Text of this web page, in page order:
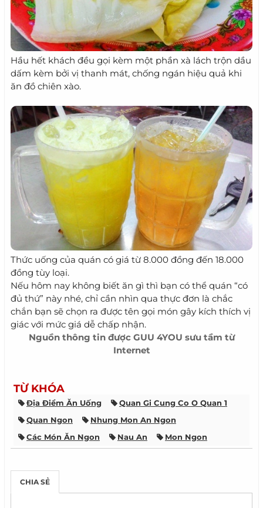
Hầu hết khách đều gọi kèm một phần xà lách trộn dầu
dấm kèm bởi vị thanh mát, chống ngán hiệu quả khi
ăn đồ chiên xào.
Thức uống của quán có giá từ 8.000 đồng đến 18.000
đồng tùy loại.
Nếu hôm nay không biết ăn gì thì bạn có thể quán “có
đủ thứ” này nhé, chỉ cần nhìn qua thực đơn là chắc
chắn bạn sẽ chọn ra được tên gọi món gây kích thích vị
giác với mức giá dễ chấp nhận.
Nguồn thông tin được GUU 4YOU sưu tầm từ
Internet
TỪ KHÓA
Địa Điểm Ăn Uống
Quan Gi Cung Co O Quan 1
Quan Ngon
Nhung Mon An Ngon
Các Món Ăn Ngon
Nau An Mon Ngon
CHIA SẺ